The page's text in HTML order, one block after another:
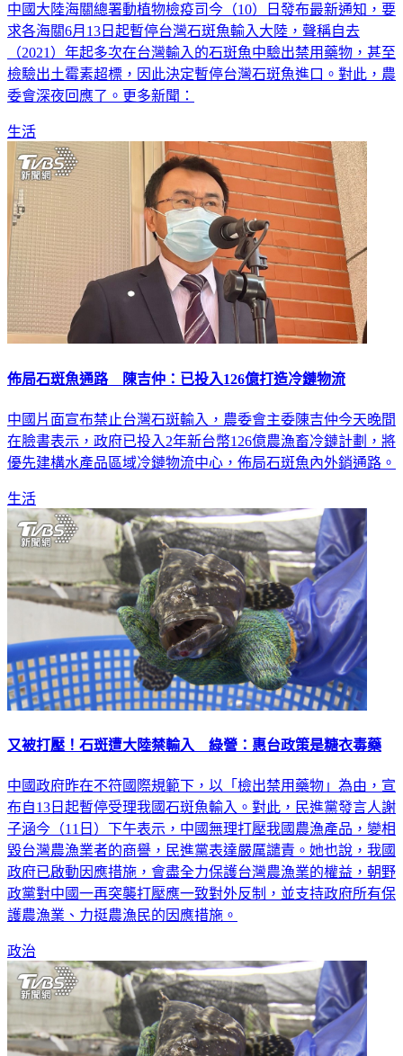
中國大陸海關總署動植物檢疫司今（10）日發布最新通知，要
求各海關6月13日起暫停台灣石斑魚輸入大陸，聲稱自去
（2021）年起多次在台灣輸入的石斑魚中驗出禁用藥物，甚至
檢驗出土霉素超標，因此決定暫停台灣石斑魚進口。對此，農
委會深夜回應了。更多新聞：
生活
佈局石斑魚通路 陳吉仲：已投入126億打造冷鏈物流
中國片面宣布禁止台灣石斑輸入，農委會主委陳吉仲今天晚間
在臉書表示，政府已投入2年新台幣126億農漁畜冷鏈計劃，將
優先建構水產品區域冷鏈物流中心，佈局石斑魚內外銷通路。
生活
又被打壓！石斑遭大陸禁輸入 綠營：惠台政策是糖衣毒藥
中國政府昨在不符國際規範下，以「檢出禁用藥物」為由，宣
布自13日起暫停受理我國石斑魚輸入。對此，民進黨發言人謝
子涵今（11日）下午表示，中國無理打壓我國農漁產品，變相
毀台灣農漁業者的商譽，民進黨表達嚴厲譴責。她也說，我國
政府已啟動因應措施，會盡全力保護台灣農漁業的權益，朝野
政黨對中國一再突襲打壓應一致對外反制，並支持政府所有保
護農漁業、力挺農漁民的因應措施。
政治